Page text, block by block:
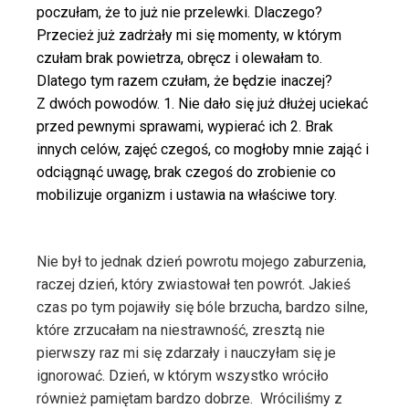
poczułam, że to już nie przelewki. Dlaczego?
Przecież już zadrżały mi się momenty, w którym
czułam brak powietrza, obręcz i olewałam to.
Dlatego tym razem czułam, że będzie inaczej?
Z dwóch powodów. 1. Nie dało się już dłużej uciekać
przed pewnymi sprawami, wypierać ich 2. Brak
innych celów, zajęć czegoś, co mogłoby mnie zająć i
odciągnąć uwagę, brak czegoś do zrobienie co
mobilizuje organizm i ustawia na właściwe tory.
Nie był to jednak dzień powrotu mojego zaburzenia,
raczej dzień, który zwiastował ten powrót. Jakieś
czas po tym pojawiły się bóle brzucha, bardzo silne,
które zrzucałam na niestrawność, zresztą nie
pierwszy raz mi się zdarzały i nauczyłam się je
ignorować. Dzień, w którym wszystko wróciło
również pamiętam bardzo dobrze. Wróciliśmy z